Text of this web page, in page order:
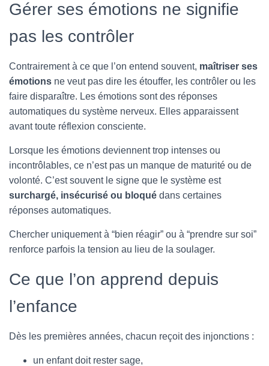
Gérer ses émotions ne signifie
pas les contrôler
Contrairement à ce que l’on entend souvent, maîtriser ses
émotions ne veut pas dire les étouffer, les contrôler ou les
faire disparaître. Les émotions sont des réponses
automatiques du système nerveux. Elles apparaissent
avant toute réflexion consciente.
Lorsque les émotions deviennent trop intenses ou
incontrôlables, ce n’est pas un manque de maturité ou de
volonté. C’est souvent le signe que le système est
surchargé, insécurisé ou bloqué dans certaines
réponses automatiques.
Chercher uniquement à “bien réagir” ou à “prendre sur soi”
renforce parfois la tension au lieu de la soulager.
Ce que l’on apprend depuis
l’enfance
Dès les premières années, chacun reçoit des injonctions :
un enfant doit rester sage,